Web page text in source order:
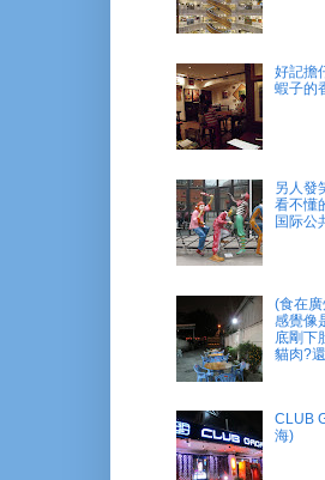
好記擔
蝦子的
另人發
看不懂
国际公
(食在
感覺像
底剛下
貓肉?
CLUB
海)